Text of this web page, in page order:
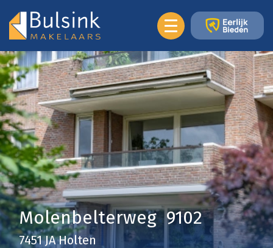
Molenbelterweg 9102
7451 JA Holten